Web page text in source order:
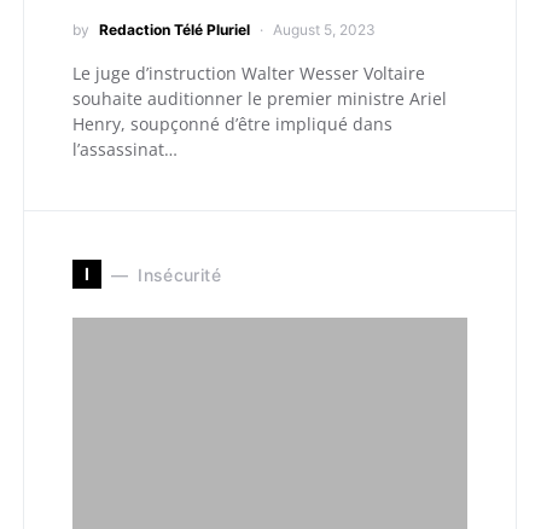
by Redaction Télé Pluriel August 5, 2023
Le juge d’instruction Walter Wesser Voltaire
souhaite auditionner le premier ministre Ariel
Henry, soupçonné d’être impliqué dans
l’assassinat…
I Insécurité